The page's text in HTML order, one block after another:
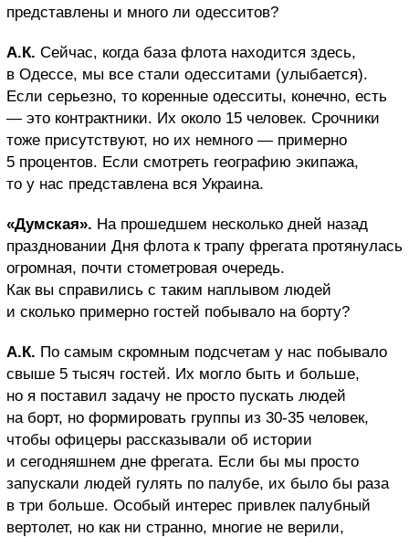
представлены и много ли одесситов?
А.К. Сейчас, когда база флота находится здесь,
в Одессе, мы все стали одесситами (улыбается).
Если серьезно, то коренные одесситы, конечно, есть
— это контрактники. Их около 15 человек. Срочники
тоже присутствуют, но их немного — примерно
5 процентов. Если смотреть географию экипажа,
то у нас представлена вся Украина.
«Думская». На прошедшем несколько дней назад
праздновании Дня флота к трапу фрегата протянулась
огромная, почти стометровая очередь.
Как вы справились с таким наплывом людей
и сколько примерно гостей побывало на борту?
А.К. По самым скромным подсчетам у нас побывало
свыше 5 тысяч гостей. Их могло быть и больше,
но я поставил задачу не просто пускать людей
на борт, но формировать группы из 30-35 человек,
чтобы офицеры рассказывали об истории
и сегодняшнем дне фрегата. Если бы мы просто
запускали людей гулять по палубе, их было бы раза
в три больше. Особый интерес привлек палубный
вертолет, но как ни странно, многие не верили,